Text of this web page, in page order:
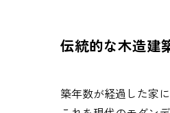
伝統的な木造建
築年数が経過した家